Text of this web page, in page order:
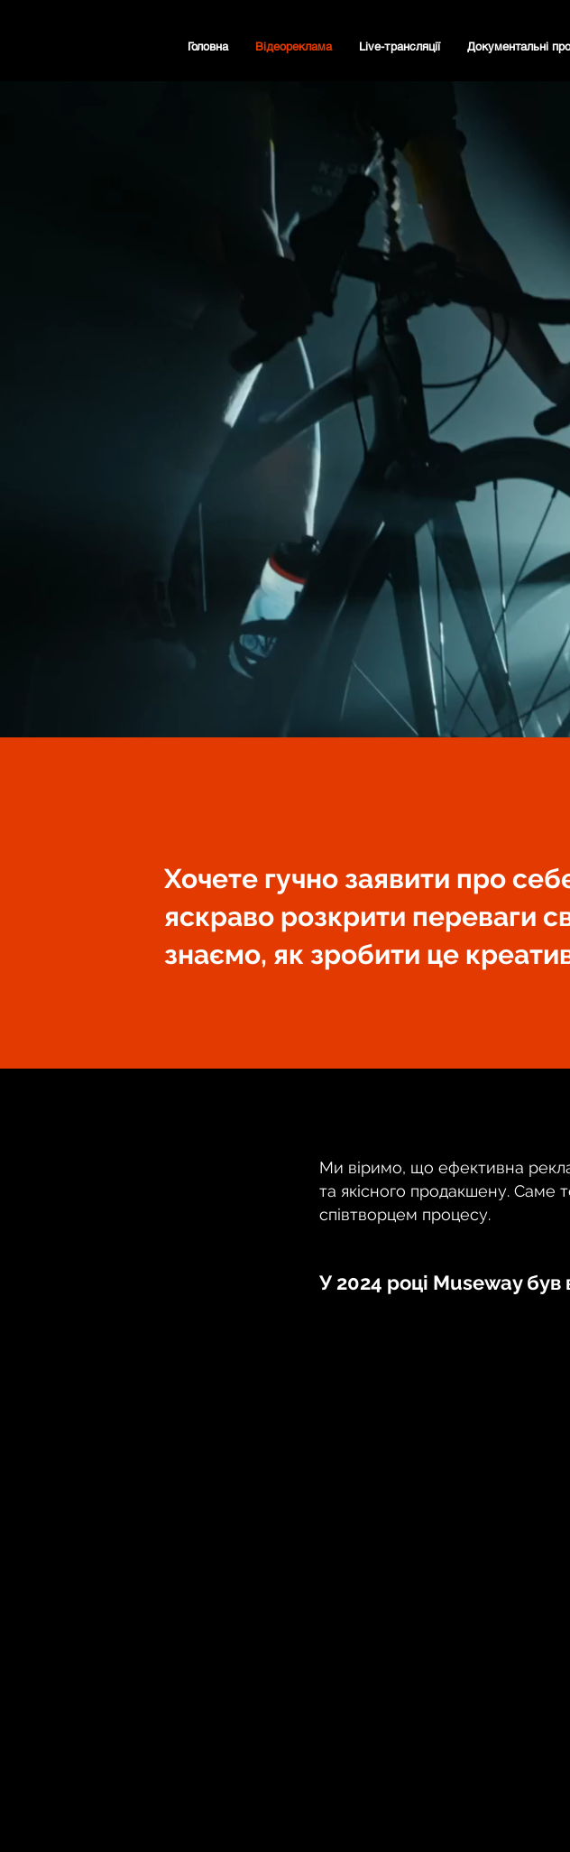
Головна Відеореклама Live-трансляції Документальні
Хочете гучно заявити про
яскраво розкрити переваги
знаємо, як зробити це
Ми віримо, що ефективна
та якісного продакшену. Саме
співтворцем процесу.
У 2024 році Museway